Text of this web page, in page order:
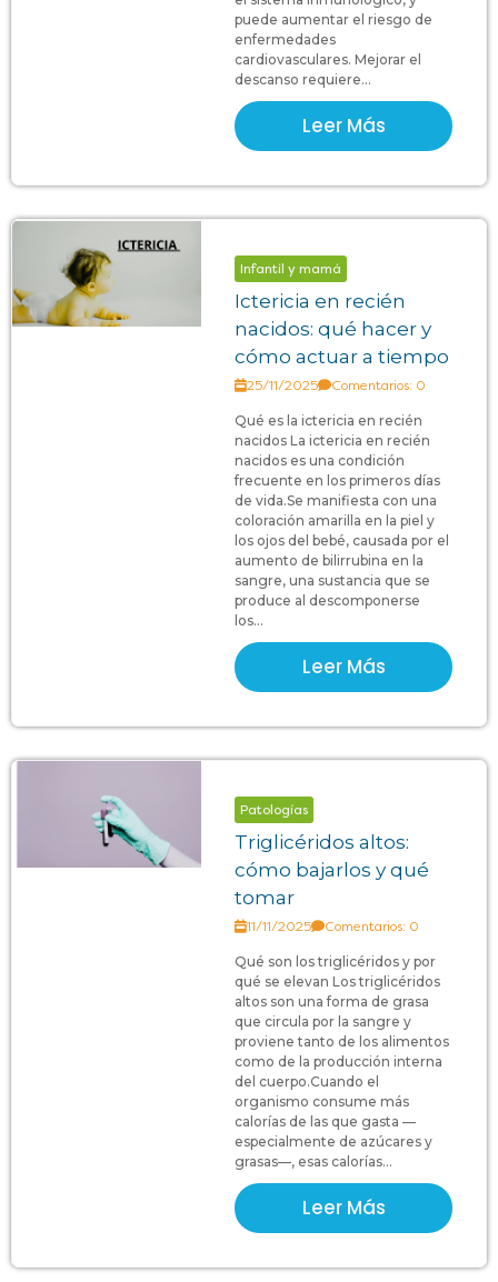
puede aumentar el riesgo de
enfermedades
cardiovasculares. Mejorar el
descanso requiere...
Leer Más
Infantil y mamá
Ictericia en recién
nacidos: qué hacer y
cómo actuar a tiempo
25/11/2025 Comentarios: 0
Qué es la ictericia en recién
nacidos La ictericia en recién
nacidos es una condición
frecuente en los primeros días
de vida.Se manifiesta con una
coloración amarilla en la piel y
los ojos del bebé, causada por el
aumento de bilirrubina en la
sangre, una sustancia que se
produce al descomponerse
los...
Leer Más
Patologías
Triglicéridos altos:
cómo bajarlos y qué
tomar
11/11/2025 Comentarios: 0
Qué son los triglicéridos y por
qué se elevan Los triglicéridos
altos son una forma de grasa
que circula por la sangre y
proviene tanto de los alimentos
como de la producción interna
del cuerpo.Cuando el
organismo consume más
calorías de las que gasta —
especialmente de azúcares y
grasas—, esas calorías...
Leer Más